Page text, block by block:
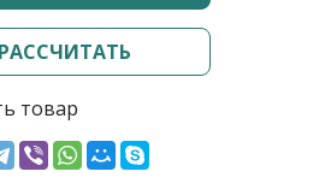
РАССЧИТАТЬ
товар